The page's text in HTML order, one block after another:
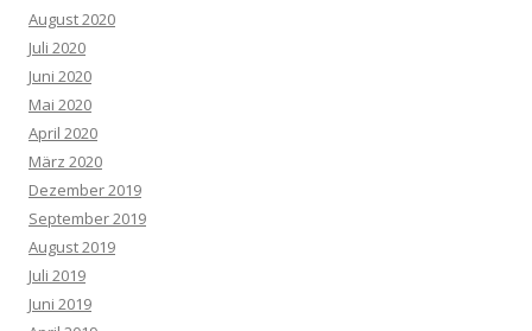
August 2020
Juli 2020
Juni 2020
Mai 2020
April 2020
März 2020
Dezember 2019
September 2019
August 2019
Juli 2019
Juni 2019